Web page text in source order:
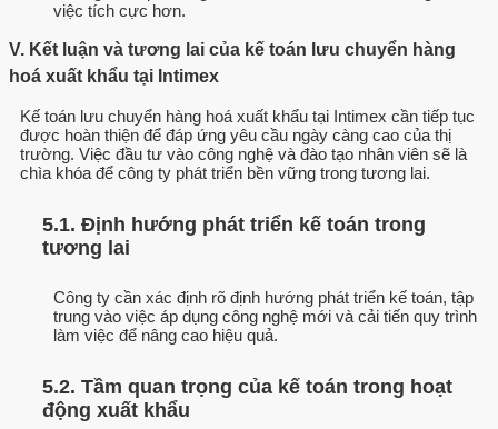
việc tích cực hơn.
V. Kết luận và tương lai của kế toán lưu chuyển hàng
hoá xuất khẩu tại Intimex
Kế toán lưu chuyển hàng hoá xuất khẩu tại Intimex cần tiếp tục
được hoàn thiện để đáp ứng yêu cầu ngày càng cao của thị
trường. Việc đầu tư vào công nghệ và đào tạo nhân viên sẽ là
chìa khóa để công ty phát triển bền vững trong tương lai.
5.1. Định hướng phát triển kế toán trong
tương lai
Công ty cần xác định rõ định hướng phát triển kế toán, tập
trung vào việc áp dụng công nghệ mới và cải tiến quy trình
làm việc để nâng cao hiệu quả.
5.2. Tầm quan trọng của kế toán trong hoạt
động xuất khẩu